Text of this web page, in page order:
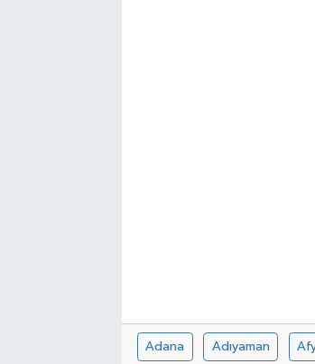
Adana Adıyaman